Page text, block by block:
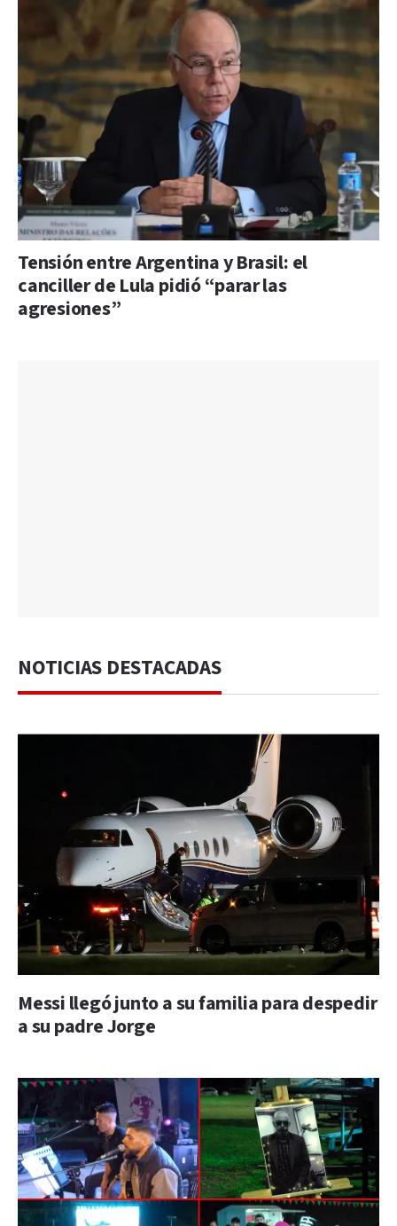
Tensión entre Argentina y Brasil: el
canciller de Lula pidió “parar las
agresiones”
NOTICIAS DESTACADAS
Messi llegó junto a su familia para despedir
a su padre Jorge